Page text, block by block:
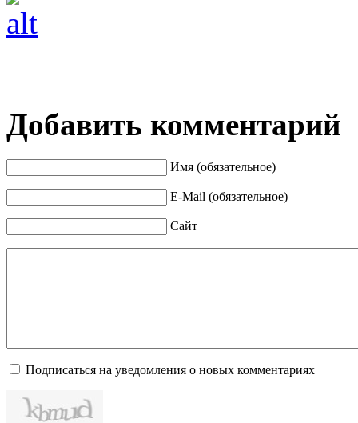
Добавить комментарий
Имя (обязательное)
E-Mail (обязательное)
Сайт
Подписаться на уведомления о новых комментариях